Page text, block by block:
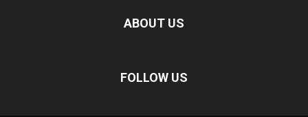
ABOUT US
FOLLOW US